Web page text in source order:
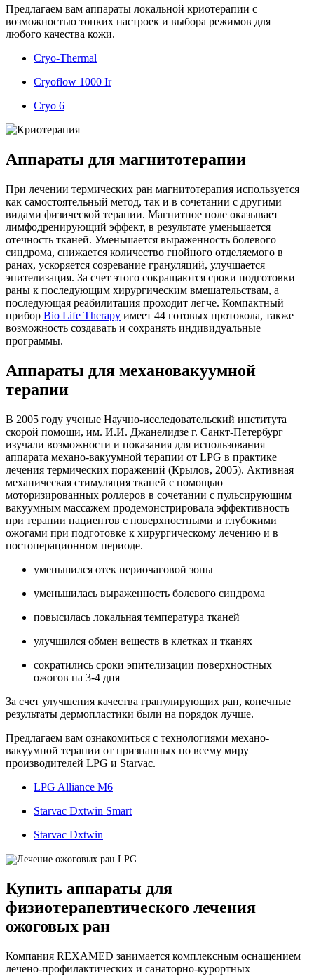
Предлагаем вам аппараты локальной криотерапии с
возможностью тонких настроек и выбора режимов для
любого качества кожи.
Cryo-Thermal
Cryoflow 1000 Ir
Cryo 6
Аппараты для магнитотерапии
При лечении термических ран магнитотерапия используется
как самостоятельный метод, так и в сочетании с другими
видами физической терапии. Магнитное поле оказывает
лимфодренирующий эффект, в результате уменьшается
отечность тканей. Уменьшается выраженность болевого
синдрома, снижается количество гнойного отделяемого в
ранах, ускоряется созревание грануляций, улучшается
эпителизация. За счет этого сокращаются сроки подготовки
раны к последующим хирургическим вмешательствам, а
последующая реабилитация проходит легче. Компактный
прибор Bio Life Therapy имеет 44 готовых протокола, также
возможность создавать и сохранять индивидуальные
программы.
Аппараты для механовакуумной
терапии
В 2005 году ученые Научно-исследовательский института
скорой помощи, им. И.И. Джанелидзе г. Санкт-Петербург
изучали возможности и показания для использования
аппарата механо-вакуумной терапии от LPG в практике
лечения термических поражений (Крылов, 2005). Активная
механическая стимуляция тканей с помощью
моторизированных роллеров в сочетании с пульсирующим
вакуумным массажем продемонстрировала эффективность
при терапии пациентов с поверхностными и глубокими
ожогами при подготовке к хирургическому лечению и в
постоперационном периоде.
уменьшился отек периочаговой зоны
уменьшилась выраженность болевого синдрома
повысилась локальная температура тканей
улучшился обмен веществ в клетках и тканях
сократились сроки эпителизации поверхностных
ожогов на 3-4 дня
За счет улучшения качества гранулирующих ран, конечные
результаты дермопластики были на порядок лучше.
Предлагаем вам ознакомиться с технологиями механо-
вакуумной терапии от признанных по всему миру
производителей LPG и Starvac.
LPG Alliance M6
Starvac Dxtwin Smart
Starvac Dxtwin
Купить аппараты для
физиотерапевтического лечения
ожоговых ран
Компания REXAMED занимается комплексным оснащением
лечено-профилактических и санаторно-курортных